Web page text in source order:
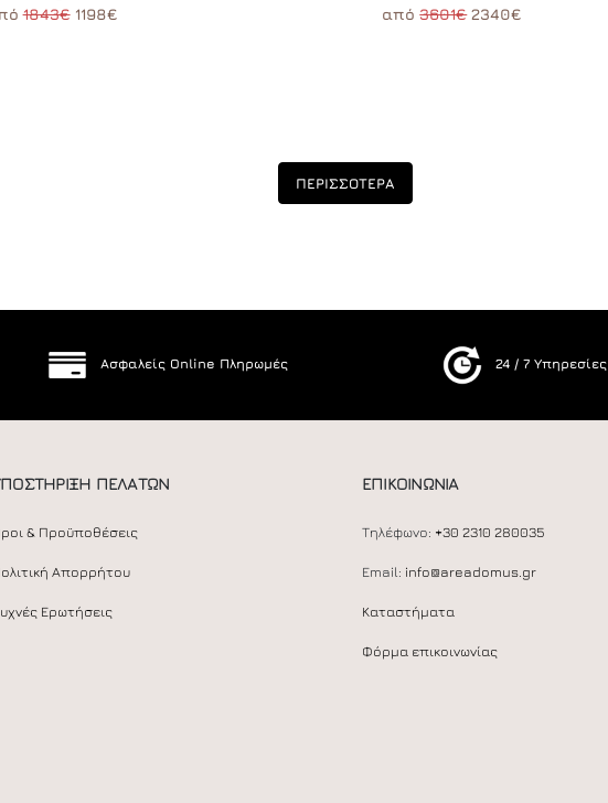
1843€1198€ από3601€2340€
ΠΕΡΙΣΣΟΤΕΡΑ
Ασφαλείς Online Πληρωμές 24 / 7 Υπηρεσίες
ΠΕΛΑΤΩΝ
& Προϋποθέσεις
Απορρήτου
Ερωτήσεις
ΕΠΙΚΟΙΝΩΝΙΑ
Τηλέφωνο: +30 2310 280035
Email: info@areadomus.gr
Καταστήματα
Φόρμα επικοινωνίας